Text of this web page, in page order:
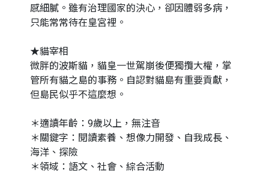
感細膩。雖有治理國家的決心，卻因體弱多病，
只能常常待在皇宮裡。
★貓宰相
微胖的波斯貓，貓皇一世駕崩後便獨攬大權，掌
管所有貓之島的事務。自認對貓島有重要貢獻，
但島民似乎不這麼想。
＊適讀年齡：9歲以上，無注音
＊關鍵字：閱讀素養、想像力開發、自我成長、
海洋、探險
＊領域：語文、社會、綜合活動